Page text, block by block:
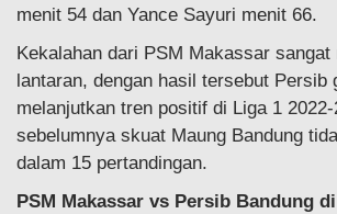
menit 54 dan Yance Sayuri menit 66.
Kekalahan dari PSM Makassar sangat
lantaran, dengan hasil tersebut Persib
melanjutkan tren positif di Liga 1 2022-
sebelumnya skuat Maung Bandung
dalam 15 pertandingan.
PSM Makassar vs Persib Bandung